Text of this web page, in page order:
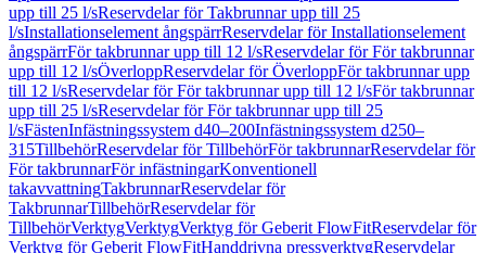
upp till 25 l/sReservdelar för Takbrunnar upp till 25
l/sInstallationselement ångspärrReservdelar för Installationselement
ångspärrFör takbrunnar upp till 12 l/sReservdelar för För takbrunnar
upp till 12 l/sÖverloppReservdelar för ÖverloppFör takbrunnar upp
till 12 l/sReservdelar för För takbrunnar upp till 12 l/sFör takbrunnar
upp till 25 l/sReservdelar för För takbrunnar upp till 25
l/sFästenInfästningssystem d40–200Infästningssystem d250–
315TillbehörReservdelar för TillbehörFör takbrunnarReservdelar för
För takbrunnarFör infästningarKonventionell
takavvattningTakbrunnarReservdelar för
TakbrunnarTillbehörReservdelar för
TillbehörVerktygVerktygVerktyg för Geberit FlowFitReservdelar för
Verktyg för Geberit FlowFitHanddrivna pressverktygReservdelar